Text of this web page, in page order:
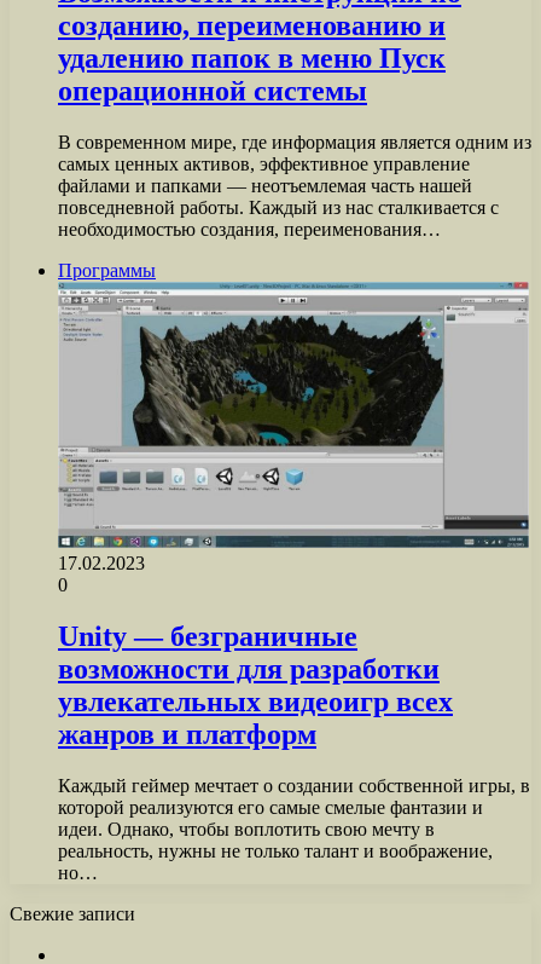
созданию, переименованию и
удалению папок в меню Пуск
операционной системы
В современном мире, где информация является одним из
самых ценных активов, эффективное управление
файлами и папками — неотъемлемая часть нашей
повседневной работы. Каждый из нас сталкивается с
необходимостью создания, переименования…
Программы
17.02.2023
0
Unity — безграничные
возможности для разработки
увлекательных видеоигр всех
жанров и платформ
Каждый геймер мечтает о создании собственной игры, в
которой реализуются его самые смелые фантазии и
идеи. Однако, чтобы воплотить свою мечту в
реальность, нужны не только талант и воображение,
но…
Свежие записи